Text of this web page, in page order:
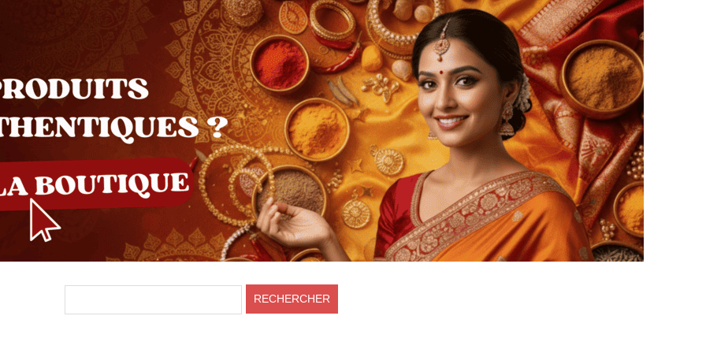
RECHERCHER